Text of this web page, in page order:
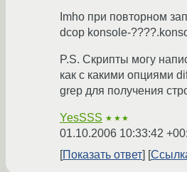
Imho при повторном
dcop konsole-
P.S. Скрипты могу
как с какими опциями
grep для получения
YesSSS ★★★
01.10.2006 10:33:42
Показать ответ